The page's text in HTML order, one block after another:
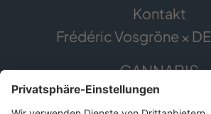
Kontakt
Frédéric Vosgröne ×
CANNABIS
Die Pflanze